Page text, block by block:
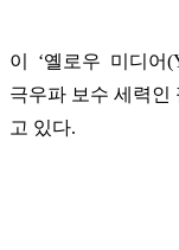
이 ‘옐로우 미디어
극우파 보수 세력인
고 있다.